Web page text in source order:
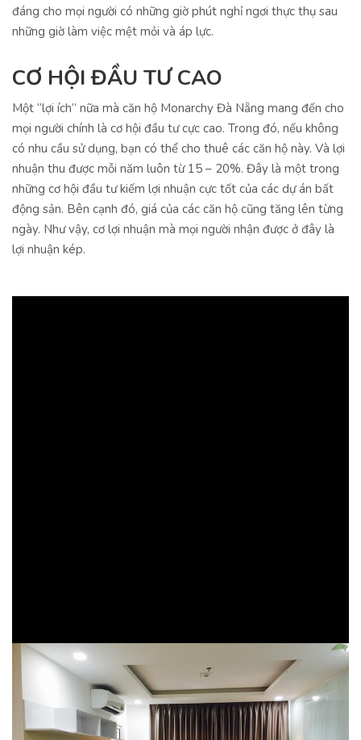
đáng cho mọi người có những giờ phút nghỉ ngơi thực thụ sau
những giờ làm việc mệt mỏi và áp lực.
CƠ HỘI ĐẦU TƯ CAO
Một “lợi ích” nữa mà căn hộ Monarchy Đà Nẵng mang đến cho
mọi người chính là cơ hội đầu tư cực cao. Trong đó, nếu không
có nhu cầu sử dụng, bạn có thể cho thuê các căn hộ này. Và lợi
nhuận thu được mỗi năm luôn từ 15 – 20%. Đây là một trong
những cơ hội đầu tư kiếm lợi nhuận cực tốt của các dự án bất
động sản. Bên cạnh đó, giá của các căn hộ cũng tăng lên từng
ngày. Như vậy, cơ lợi nhuận mà mọi người nhận được ở đây là
lợi nhuận kép.